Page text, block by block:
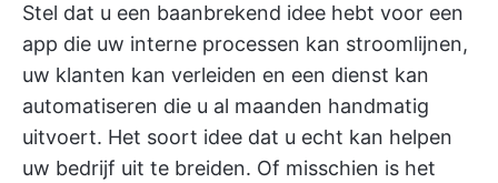
Stel dat u een baanbrekend idee hebt voor een
app die uw interne processen kan stroomlijnen,
uw klanten kan verleiden en een dienst kan
automatiseren die u al maanden handmatig
uitvoert. Het soort idee dat u echt kan helpen
uw bedrijf uit te breiden. Of misschien is het